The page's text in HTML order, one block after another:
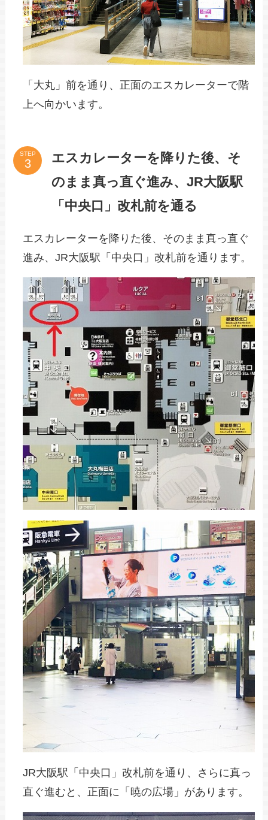
「大丸」前を通り、正面のエスカレーターで階
上へ向かいます。
STEP
エスカレーターを降りた後、そ
のまま真っ直ぐ進み、JR大阪駅
「中央口」改札前を通る
エスカレーターを降りた後、そのまま真っ直ぐ
進み、JR大阪駅「中央口」改札前を通ります。
JR大阪駅「中央口」改札前を通り、さらに真っ
直ぐ進むと、正面に「暁の広場」があります。